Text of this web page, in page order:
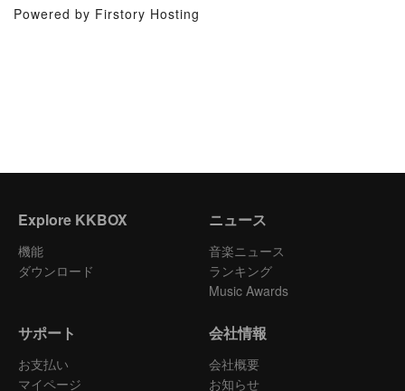
Powered by Firstory Hosting
Explore KKBOX
機能
ダウンロード
ニュース
音楽ニュース
ランキング
Music Awards
サポート
お支払い
マイページ
会社情報
会社概要
お知らせ